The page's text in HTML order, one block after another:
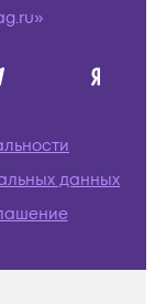
данных